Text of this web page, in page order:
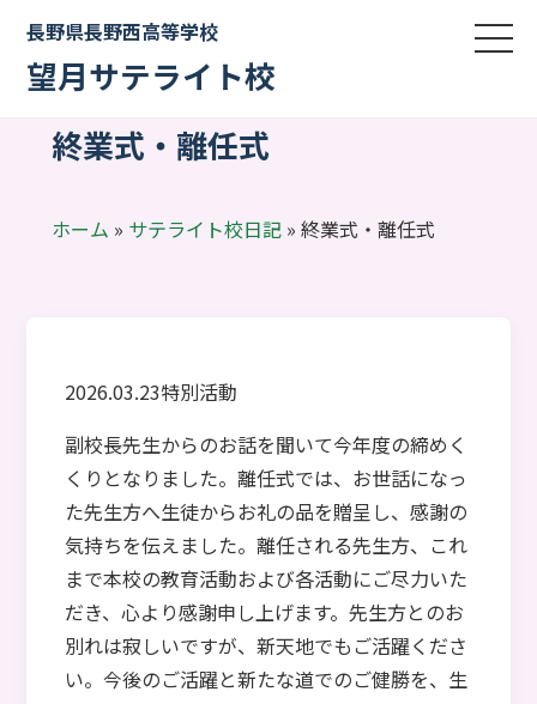
長野県長野西高等学校
望月サテライト校
終業式・離任式
ホーム » サテライト校日記» 終業式・離任式
2026.03.23特別活動
副校長先生からのお話を聞いて今年度の締めく
くりとなりました。離任式では、お世話になっ
た先生方へ生徒からお礼の品を贈呈し、感謝の
気持ちを伝えました。離任される先生方、これ
まで本校の教育活動および各活動にご尽力いた
だき、心より感謝申し上げます。先生方とのお
別れは寂しいですが、新天地でもご活躍くださ
い。今後のご活躍と新たな道でのご健勝を、生